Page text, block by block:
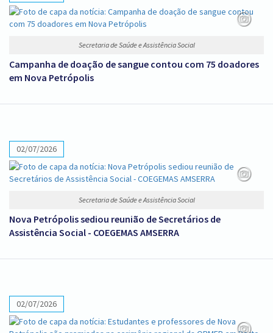
Secretaria de Saúde e Assistência Social
Campanha de doação de sangue contou com 75 doadores
em Nova Petrópolis
02/07/2026
Secretaria de Saúde e Assistência Social
Nova Petrópolis sediou reunião de Secretários de
Assistência Social - COEGEMAS AMSERRA
02/07/2026